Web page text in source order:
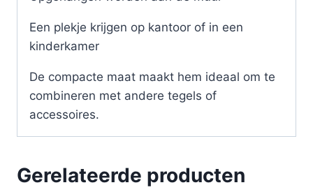
Een plekje krijgen op kantoor of in een
kinderkamer
De compacte maat maakt hem ideaal om te
combineren met andere tegels of
accessoires.
Gerelateerde producten